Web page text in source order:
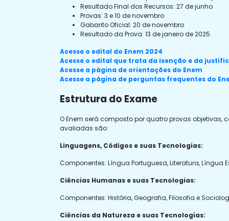
Resultado Final dos Recursos: 27 de junho
Provas: 3 e 10 de novembro
Gabarito Oficial: 20 de novembro
Resultado da Prova: 13 de janeiro de 2025
Acesse o edital do Enem 2024
Acesse o edital que trata da isenção e da
Acesse a página de orientações do Enem
Acesse a página de perguntas frequentes do
Estrutura do Exame
O Enem será composto por quatro provas
avaliadas são:
Linguagens, Códigos e suas Tecnologias:
Componentes: Língua Portuguesa, Literatura,
Ciências Humanas e suas Tecnologias:
Componentes: História, Geografia, Filosofia e
Ciências da Natureza e suas Tecnologias: